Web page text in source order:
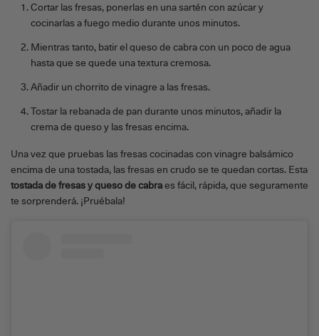
Cortar las fresas, ponerlas en una sartén con azúcar y
cocinarlas a fuego medio durante unos minutos.
Mientras tanto, batir el queso de cabra con un poco de agua
hasta que se quede una textura cremosa.
Añadir un chorrito de vinagre a las fresas.
Tostar la rebanada de pan durante unos minutos, añadir la
crema de queso y las fresas encima.
Una vez que pruebas las fresas cocinadas con vinagre balsámico
encima de una tostada, las fresas en crudo se te quedan cortas. Esta
tostada de fresas y queso de cabra es fácil, rápida, que seguramente
te sorprenderá. ¡Pruébala!